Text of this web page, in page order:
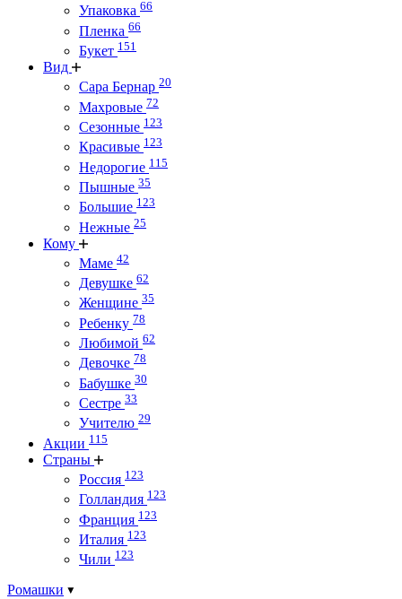
Упаковка 66
Пленка 66
Букет 151
Вид
Сара Бернар 20
Махровые 72
Сезонные 123
Красивые 123
Недорогие 115
Пышные 35
Большие 123
Нежные 25
Кому
Маме 42
Девушке 62
Женщине 35
Ребенку 78
Любимой 62
Девочке 78
Бабушке 30
Сестре 33
Учителю 29
Акции 115
Страны
Россия 123
Голландия 123
Франция 123
Италия 123
Чили 123
Ромашки